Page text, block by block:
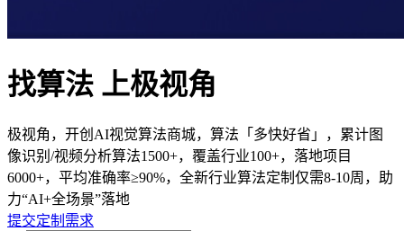
找算法 上极视角
极视角，开创AI视觉算法商城，算法「多快好省」，累计图
像识别/视频分析算法1500+，覆盖行业100+，落地项目
6000+，平均准确率≥90%，全新行业算法定制仅需8-10周，助
力“AI+全场景”落地
提交定制需求